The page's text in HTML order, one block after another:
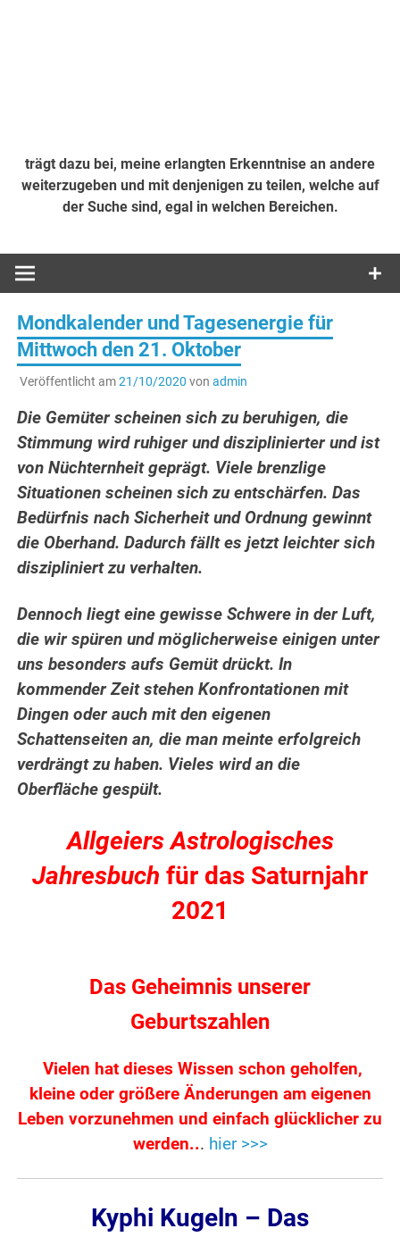
trägt dazu bei, meine erlangten Erkenntnise an andere
weiterzugeben und mit denjenigen zu teilen, welche auf
der Suche sind, egal in welchen Bereichen.
Mondkalender und Tagesenergie für
Mittwoch den 21. Oktober
Veröffentlicht am21/10/2020 von admin
Die Gemüter scheinen sich zu beruhigen, die
Stimmung wird ruhiger und disziplinierter und ist
von Nüchternheit geprägt. Viele brenzlige
Situationen scheinen sich zu entschärfen. Das
Bedürfnis nach Sicherheit und Ordnung gewinnt
die Oberhand. Dadurch fällt es jetzt leichter sich
diszipliniert zu verhalten.
Dennoch liegt eine gewisse Schwere in der Luft,
die wir spüren und möglicherweise einigen unter
uns besonders aufs Gemüt drückt. In
kommender Zeit stehen Konfrontationen mit
Dingen oder auch mit den eigenen
Schattenseiten an, die man meinte erfolgreich
verdrängt zu haben. Vieles wird an die
Oberfläche gespült.
Allgeiers Astrologisches
Jahresbuch für das Saturnjahr
2021
Das Geheimnis unserer
Geburtszahlen
Vielen hat dieses Wissen schon geholfen,
kleine oder größere Änderungen am eigenen
Leben vorzunehmen und einfach glücklicher zu
werden... hier >>>
Kyphi Kugeln – Das